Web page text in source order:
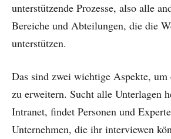
unterstützende Prozesse, also alle
Bereiche und Abteilungen, die die
unterstützen.
Das sind zwei wichtige Aspekte,
zu erweitern. Sucht alle Unterlagen
Intranet, findet Personen und
Unternehmen, die ihr interviewen